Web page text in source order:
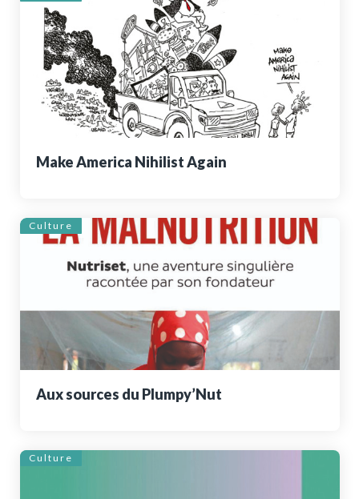
Make America Nihilist Again
Culture
Aux sources du Plumpy’Nut
Culture